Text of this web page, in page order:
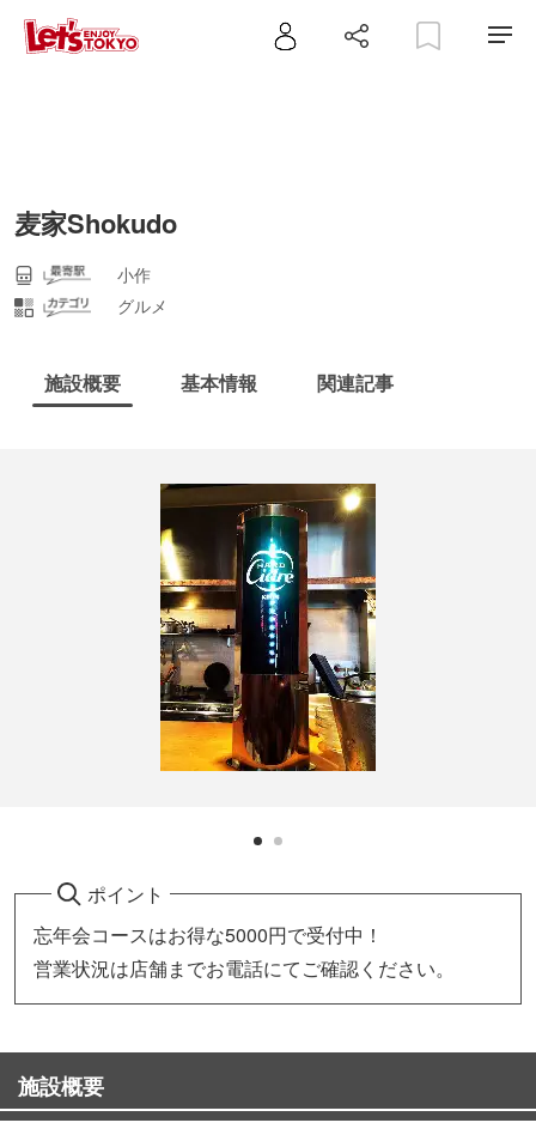
麦家Shokudo
小作
グルメ
施設概要 基本情報 関連記事
ポイント
忘年会コースはお得な5000円で受付中！
営業状況は店舗までお電話にてご確認ください。
施設概要